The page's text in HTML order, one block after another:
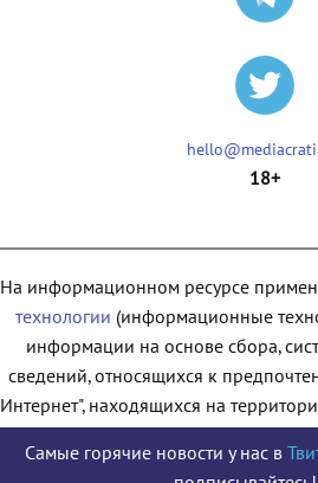
18+
На информационном ресурсе
технологии (информационные
информации на основе сбора,
сведений, относящихся к
находящихся на
Самые горячие новости у нас в